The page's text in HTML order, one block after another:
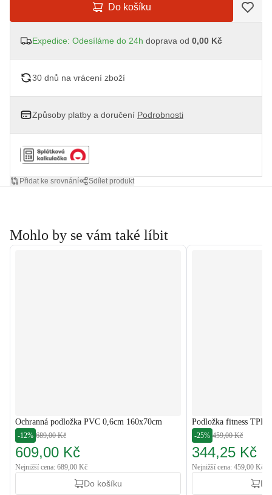
Do košíku
Expedice: Odesíláme do 24h doprava od 0,00 Kč
30 dnů na vrácení zboží
Způsoby platby a doručení Podrobnosti
Přidat ke srovnání Sdílet produkt
Mohlo by se vám také líbit
Ochranná podložka PVC 0,6cm 160x70cm
-12% 689,00 Kč
609,00 Kč
Nejnižší cena: 689,00 Kč
Do košíku
Podložka fitness TPE
-25% 459,00 Kč
344,25 Kč
Nejnižší cena: 459,00 Kč